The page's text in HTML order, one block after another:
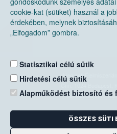
cookie-kat (sütiket) használ a
érdekében, melynek
„Elfogadom” gombra.
Statisztikai célú sütik
Hirdetési célú sütik
Alapműködést biztosító
ÖSSZES SÜTI
Nemzeti
Levelezési cím:
E-mail: